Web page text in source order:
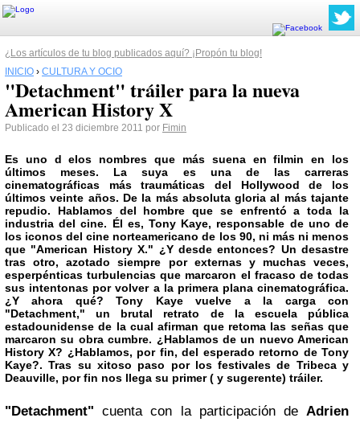
¿Los artículos de tu blog publicados aquí? ¡Propón tu blog!
INICIO › CULTURA Y OCIO
"Detachment" tráiler para la nueva
American History X
Publicado el 23 diciembre 2011 por Fimin
Es uno d elos nombres que más suena en filmin en los
últimos meses. La suya es una de las carreras
cinematográficas más traumáticas del Hollywood de los
últimos veinte años. De la más absoluta gloria al más tajante
repudio. Hablamos del hombre que se enfrentó a toda la
industria del cine. Él es, Tony Kaye, responsable de uno de
los iconos del cine norteamericano de los 90, ni más ni menos
que "American History X." ¿Y desde entonces? Un desastre
tras otro, azotado siempre por externas y muchas veces,
esperpénticas turbulencias que marcaron el fracaso de todas
sus intentonas por volver a la primera plana cinematográfica.
¿Y ahora qué? Tony Kaye vuelve a la carga con
"Detachment,"un brutal retrato de la escuela pública
estadounidense de la cual afirman que retoma las señas que
marcaron su obra cumbre. ¿Hablamos de un nuevo American
History X? ¿Hablamos, por fin, del esperado retorno de Tony
Kaye?. Tras su xitoso paso por los festivales de Tribeca y
Deauville, por fin nos llega su primer ( y sugerente) tráiler.
"Detachment"cuenta con la participación deAdrien